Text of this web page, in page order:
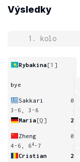
Výsledky
1. kolo
Rybakina[1]
bye
Sakkari
0
3-6, 3-6
Maria[Q] 2
Zheng
0
4-6, 64-7
Cristian
2